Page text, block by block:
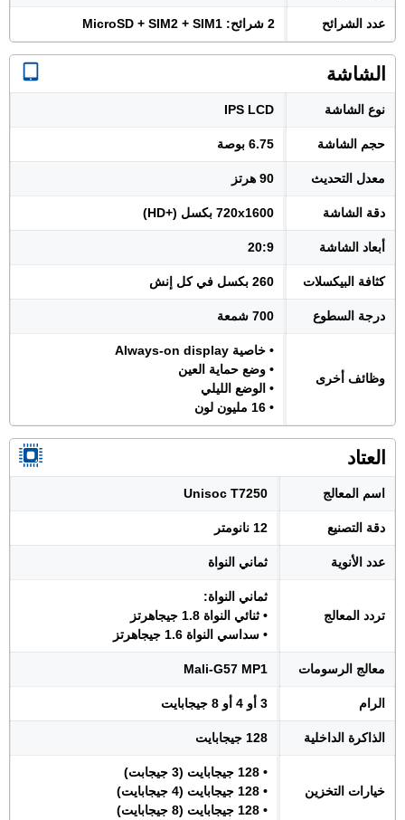
عدد الشرائح 2 شرائح: MicroSD + SIM2 + SIM1
الشاشة
نوع الشاشة IPS LCD
حجم الشاشة 6.75 بوصة
معدل التحديث 90 هرتز
دقة الشاشة 720x1600 بكسل (+HD)
أبعاد الشاشة 20:9
كثافة البيكسلات 260 بكسل في كل إنش
درجة السطوع 700 شمعة
وظائف أخرى
• خاصية Always-on display
• وضع حماية العين
• الوضع الليلي
• 16 مليون لون
العتاد
اسم المعالج Unisoc T7250
دقة التصنيع 12 نانومتر
عدد الأنوية ثماني النواة
تردد المعالج
ثماني النواة:
• ثنائي النواة 1.8 جيجاهرتز
• سداسي النواة 1.6 جيجاهرتز
معالج الرسومات Mali-G57 MP1
الرام 3 أو 4 أو 8 جيجابايت
الذاكرة الداخلية 128 جيجابايت
خيارات التخزين
• 128 جيجابايت (3 جيجابت)
• 128 جيجابايت (4 جيجابايت)
• 128 جيجابايت (8 جيجابايت)